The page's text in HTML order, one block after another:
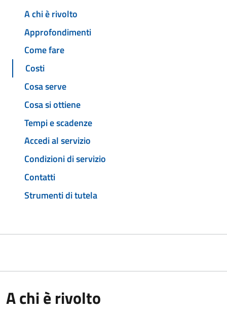
A chi è rivolto
Approfondimenti
Come fare
Costi
Cosa serve
Cosa si ottiene
Tempi e scadenze
Accedi al servizio
Condizioni di servizio
Contatti
Strumenti di tutela
A chi è rivolto